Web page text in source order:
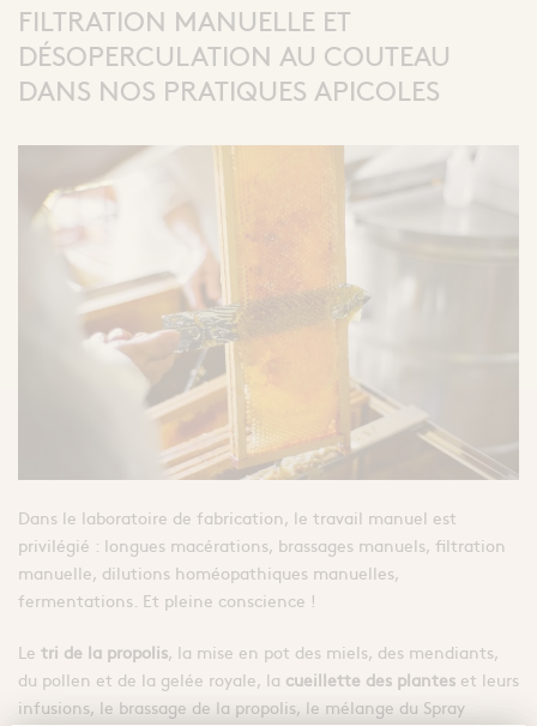
FILTRATION MANUELLE ET
DÉSOPERCULATION AU COUTEAU
DANS NOS PRATIQUES APICOLES
Dans le laboratoire de fabrication, le travail manuel est
privilégié : longues macérations, brassages manuels, filtration
manuelle, dilutions homéopathiques manuelles,
fermentations. Et pleine conscience !
Le tri de la propolis, la mise en pot des miels, des mendiants,
du pollen et de la gelée royale, la cueillette des plantes et leurs
infusions, le brassage de la propolis, le mélange du Spray